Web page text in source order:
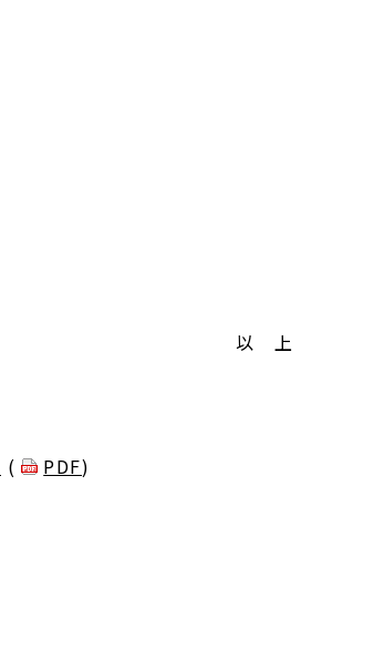
以 上
( PDF)